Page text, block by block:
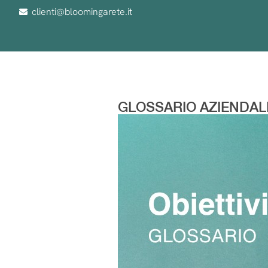
clienti@bloomingarete.it
GLOSSARIO